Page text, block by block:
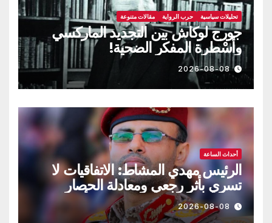
تحليلات سياسية حرب الرواية مقالات متنوعة
جورج لوكاش بين التجديد الماركسي
وأسْطرة المفكر الضحية!
2026-08-08
أحداث الساعة
الرئيس مهدي المشاط: الاتفاقيات لا
تسري بأثر رجعي ومعادلة الحصار
بالحصار مستمرة حتى تحقق أهدافها
2026-08-08